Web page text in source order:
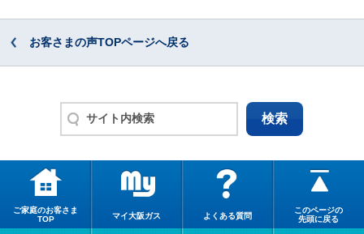
お客さまの声TOPページへ戻る
ご家庭のお客さま
TOP
マイ大阪ガス よくある質問
このページの
先頭に戻る